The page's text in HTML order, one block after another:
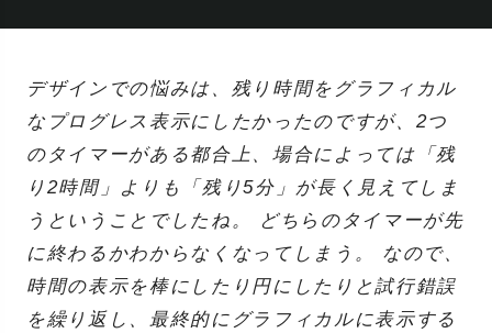
デザインでの悩みは、残り時間をグラフィカル
なプログレス表示にしたかったのですが、2つ
のタイマーがある都合上、場合によっては「残
り2時間」よりも「残り5分」が長く見えてしま
うということでしたね。 どちらのタイマーが先
に終わるかわからなくなってしまう。 なので、
時間の表示を棒にしたり円にしたりと試行錯誤
を繰り返し、最終的にグラフィカルに表示する